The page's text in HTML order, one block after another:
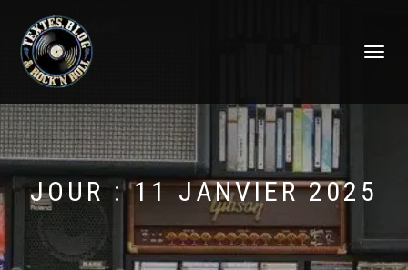
DÉPLIER
JOUR :11 JANVIER 2025